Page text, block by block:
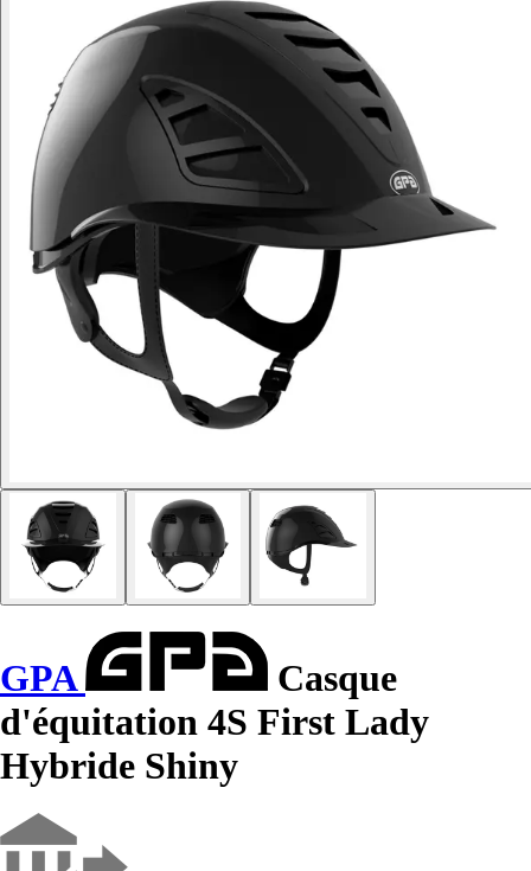
GPA
Casque
d'équitation 4S First Lady
Hybride Shiny